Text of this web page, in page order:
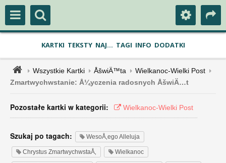
KARTKI TEKSTY NAJ... TAGI INFO DODATKI
Wszystkie Kartki ÅšwiÄ™ta
Wielkanoc-Wielki Post
Zmartwychwstanie: Å¼yczenia radosnych ÅšwiÄ…t
Pozostałe kartki w kategorii: Wielkanoc-Wielki Post
Szukaj po tagach: WesoÅ‚ego Alleluja
Chrystus ZmartwychwstaÅ‚ Wielkanoc